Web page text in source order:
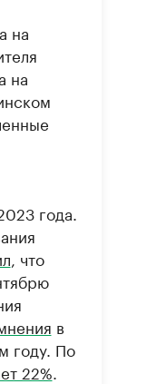
на
на
года.
, что
в
году. По
22%